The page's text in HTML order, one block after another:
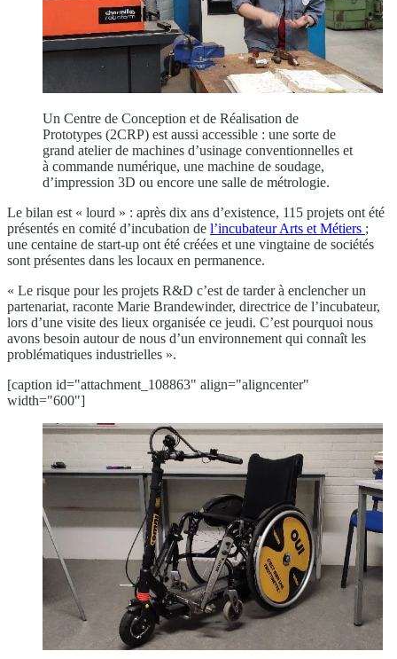
Un Centre de Conception et de Réalisation de
Prototypes (2CRP) est aussi accessible : une sorte de
grand atelier de machines d’usinage conventionnelles et
à commande numérique, une machine de soudage,
d’impression 3D ou encore une salle de métrologie.
Le bilan est « lourd » : après dix ans d’existence, 115 projets ont été
présentés en comité d’incubation de l’incubateur Arts et Métiers ;
une centaine de start-up ont été créées et une vingtaine de sociétés
sont présentes dans les locaux en permanence.
« Le risque pour les projets R&D c’est de tarder à enclencher un
partenariat, raconte Marie Brandewinder, directrice de l’incubateur,
lors d’une visite des lieux organisée ce jeudi. C’est pourquoi nous
avons besoin autour de nous d’un environnement qui connaît les
problématiques industrielles ».
[caption id="attachment_108863" align="aligncenter"
width="600"]